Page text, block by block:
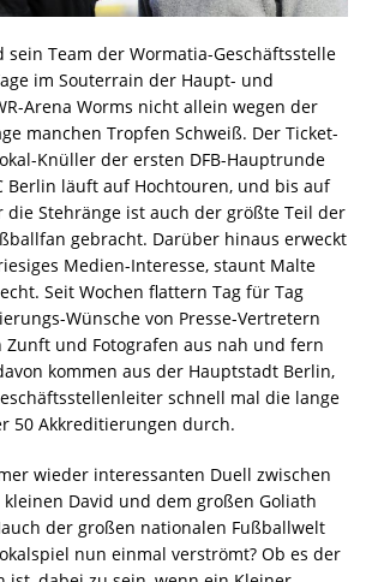
sein Team der Wormatia-Geschäftsstelle
im Souterrain der Haupt- und
Arena Worms nicht allein wegen der
manchen Tropfen Schweiß. Der Ticket-
Knüller der ersten DFB-Hauptrunde
Berlin läuft auf Hochtouren, und bis auf
die Stehränge ist auch der größte Teil der
gebracht. Darüber hinaus erweckt
Medien-Interesse, staunt Malte
Seit Wochen flattern Tag für Tag
Wünsche von Presse-Vertretern
und Fotografen aus nah und fern
kommen aus der Hauptstadt Berlin,
schnell mal die lange
50 Akkreditierungen durch.
wieder interessanten Duell zwischen
David und dem großen Goliath
der großen nationalen Fußballwelt
nun einmal verströmt? Ob es der